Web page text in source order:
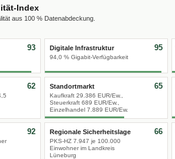
Index
aus 100 % Datenabdeckung.
93 Digitale Infrastruktur
94,0 % Gigabit-Verfügbarkeit
95
62 Standortmarkt
Kaufkraft 29.386 EUR/Ew.,
Steuerkraft 689 EUR/Ew.,
Einzelhandel 7.889 EUR/Ew.
65
92 Regionale Sicherheitslage
PKS-HZ 7.947 je 100.000
Einwohner im Landkreis
Lüneburg
66